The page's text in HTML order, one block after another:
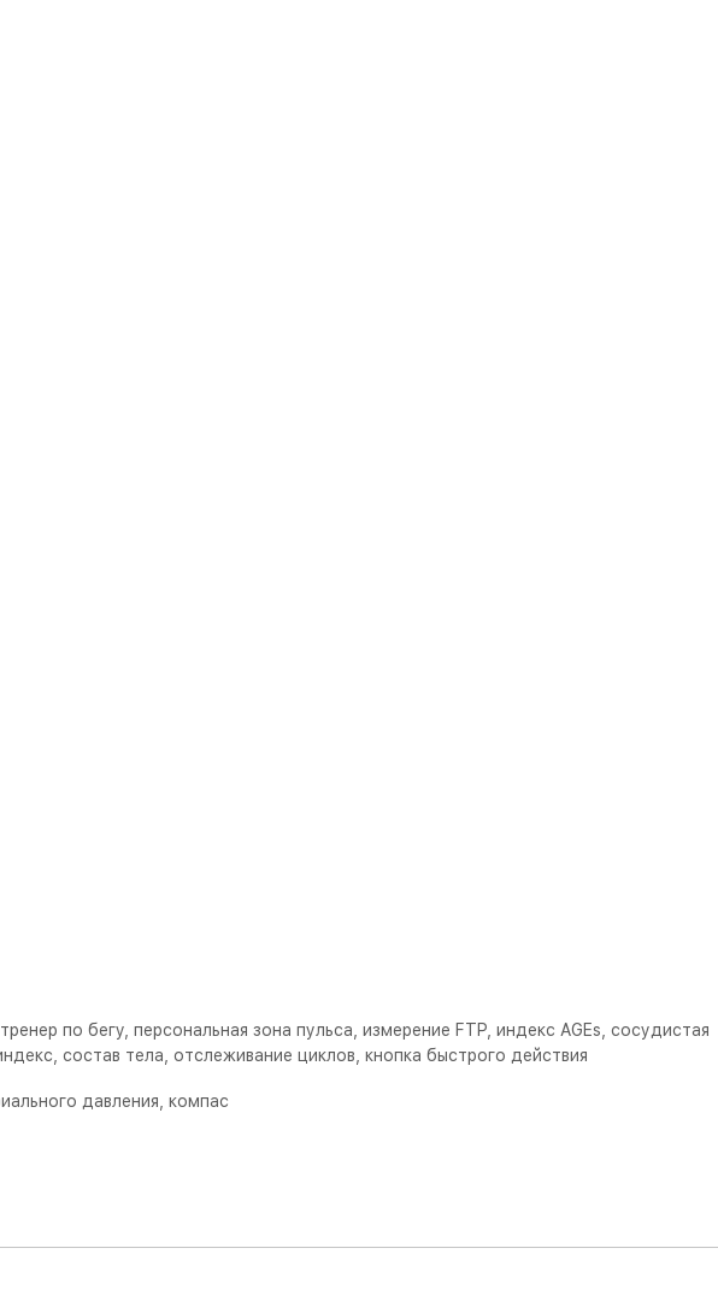
по бегу, персональная зона пульса, измерение FTP, индекс AGEs, сосудистая
состав тела, отслеживание циклов, кнопка быстрого действия
давления, компас